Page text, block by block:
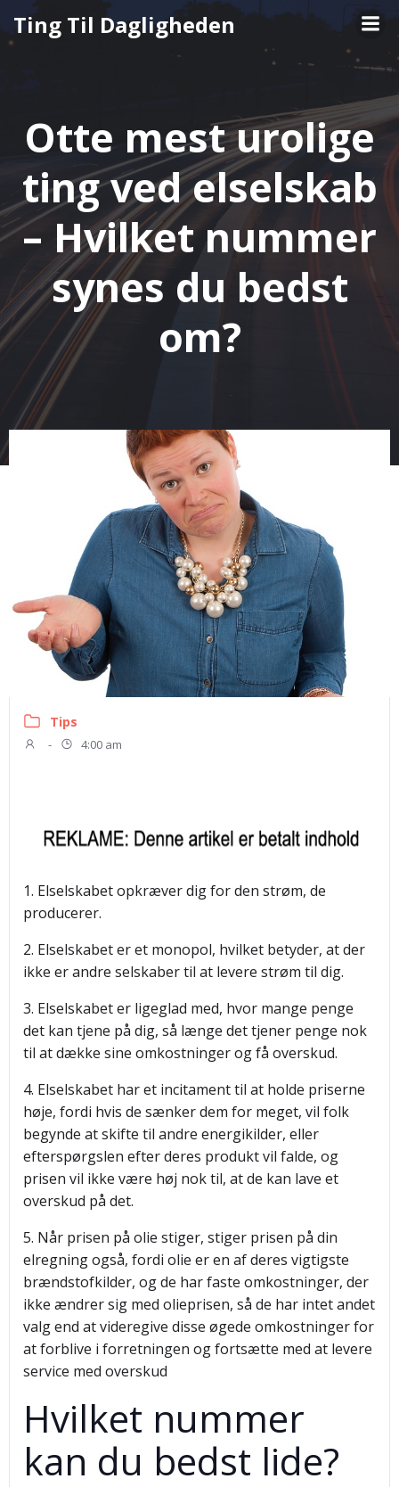
Videre
til
Ting Til Dagligheden
Otte mest urolige
ting ved elselskab
– Hvilket nummer
synes du bedst
om?
Tips
- 4:00 am
1. Elselskabet opkræver dig for den strøm, de
producerer.
2. Elselskabet er et monopol, hvilket betyder, at der
ikke er andre selskaber til at levere strøm til dig.
3. Elselskabet er ligeglad med, hvor mange penge
det kan tjene på dig, så længe det tjener penge nok
til at dække sine omkostninger og få overskud.
4. Elselskabet har et incitament til at holde priserne
høje, fordi hvis de sænker dem for meget, vil folk
begynde at skifte til andre energikilder, eller
efterspørgslen efter deres produkt vil falde, og
prisen vil ikke være høj nok til, at de kan lave et
overskud på det.
5. Når prisen på olie stiger, stiger prisen på din
elregning også, fordi olie er en af deres vigtigste
brændstofkilder, og de har faste omkostninger, der
ikke ændrer sig med olieprisen, så de har intet andet
valg end at videregive disse øgede omkostninger for
at forblive i forretningen og fortsætte med at levere
service med overskud
Hvilket nummer
kan du bedst lide?